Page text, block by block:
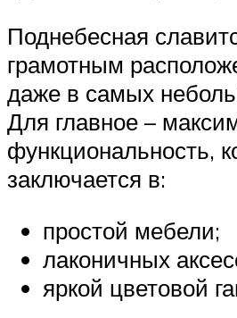
Поднебесная
грамотным
даже в самых
Для главное –
функциональность,
заключается в:
простой мебели;
лаконичных
яркой цветовой